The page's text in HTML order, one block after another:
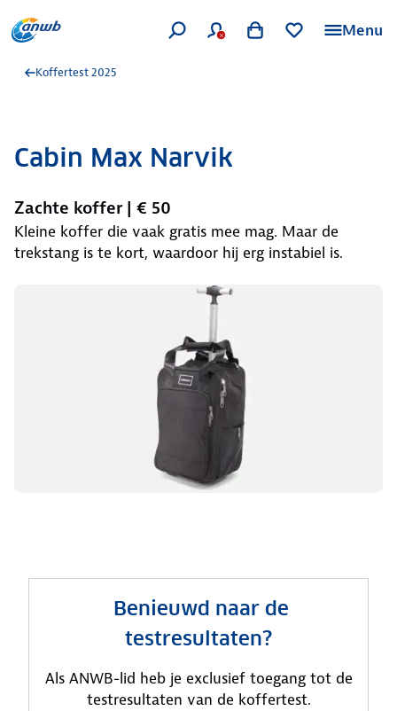
Menu
Koffertest 2025
Cabin Max Narvik
Zachte koffer | € 50
Kleine koffer die vaak gratis mee mag. Maar de
trekstang is te kort, waardoor hij erg instabiel is.
Benieuwd naar de
testresultaten?
Als ANWB-lid heb je exclusief toegang tot de
testresultaten van de koffertest.